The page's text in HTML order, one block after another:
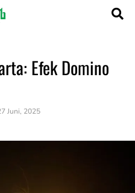
Efek Domino
Juni, 2025